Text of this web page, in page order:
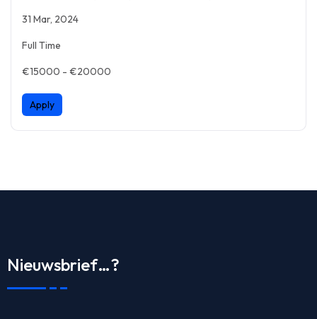
31 Mar, 2024
Full Time
€15000 - €20000
Apply
Nieuwsbrief…?